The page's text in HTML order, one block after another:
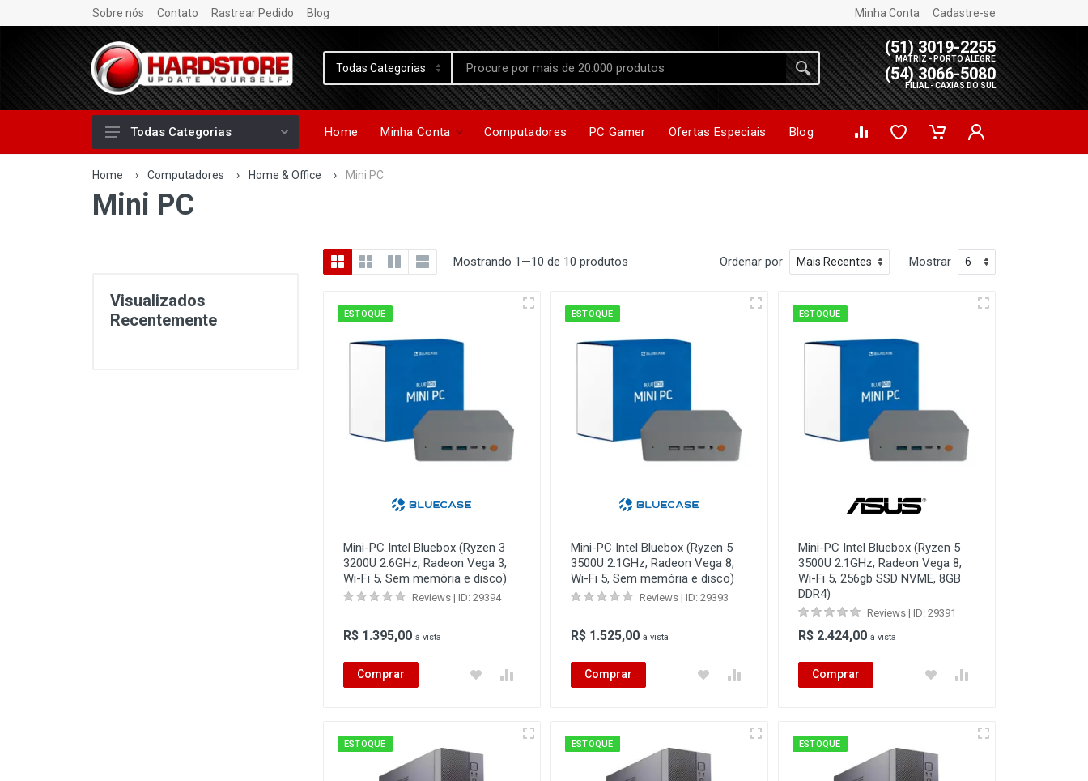
Sobre nós Contato Rastrear Pedido Blog Minha Conta Cadastre-se
(51) 3019-2255
MATRIZ - PORTO ALEGRE
(54) 3066-5080
FILIAL - CAXIAS DO SUL
Todas Categorias Home Minha Conta Computadores PC Gamer Ofertas Especiais Blog
Home › Computadores › Home & Office › Mini PC
Mini PC
Visualizados
Recentemente
Mostrando 1—10 de 10 produtos Ordenar por Mostrar
ESTOQUE
Mini-PC Intel Bluebox (Ryzen 3
3200U 2.6GHz, Radeon Vega 3,
Wi-Fi 5, Sem memória e disco)
Reviews | ID: 29394
R$ 1.395,00 à vista
Comprar
ESTOQUE
Mini-PC Intel Bluebox (Ryzen 5
3500U 2.1GHz, Radeon Vega 8,
Wi-Fi 5, Sem memória e disco)
Reviews | ID: 29393
R$ 1.525,00 à vista
Comprar
ESTOQUE
Mini-PC Intel Bluebox (Ryzen 5
3500U 2.1GHz, Radeon Vega 8,
Wi-Fi 5, 256gb SSD NVME, 8GB
DDR4)
Reviews | ID: 29391
R$ 2.424,00 à vista
Comprar
ESTOQUE ESTOQUE ESTOQUE